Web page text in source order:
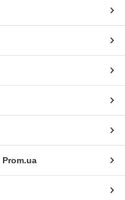
Prom.ua